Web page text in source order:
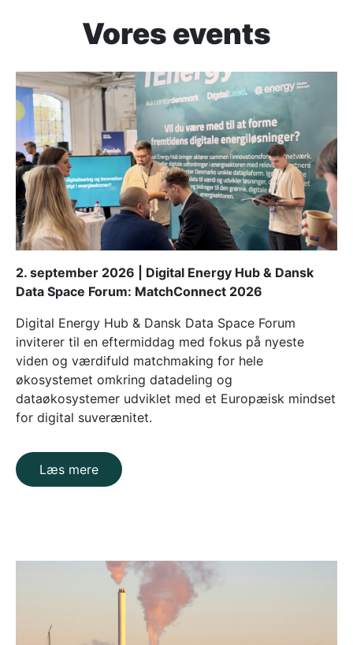
Vores events
2. september 2026 | Digital Energy Hub & Dansk
Data Space Forum: MatchConnect 2026
Digital Energy Hub & Dansk Data Space Forum
inviterer til en eftermiddag med fokus på nyeste
viden og værdifuld matchmaking for hele
økosystemet omkring datadeling og
dataøkosystemer udviklet med et Europæisk mindset
for digital suverænitet.
Læs mere